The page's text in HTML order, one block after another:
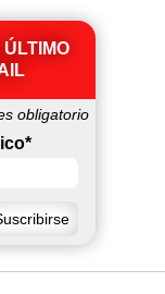
obligatorio
*